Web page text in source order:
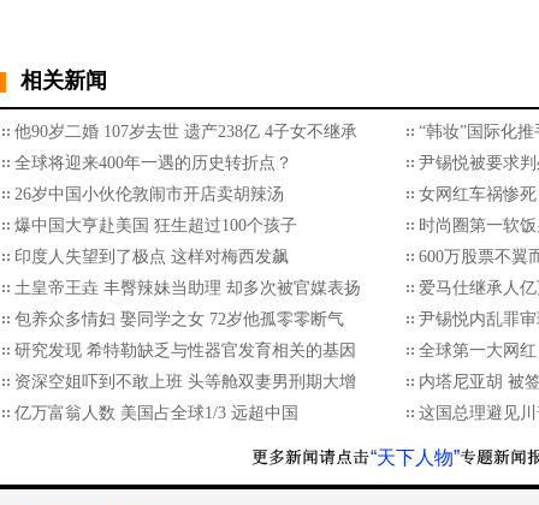
相关新闻
他90岁二婚 107岁去世 遗产238亿 4子女不继承
“韩妆”国际化
全球将迎来400年一遇的历史转折点？
尹锡悦被要求
26岁中国小伙伦敦闹市开店卖胡辣汤
女网红车祸惨死
爆中国大亨赴美国 狂生超过100个孩子
时尚圈第一软
印度人失望到了极点 这样对梅西发飙
600万股票不翼
土皇帝王垚 丰臀辣妹当助理 却多次被官媒表扬
爱马仕继承人
包养众多情妇 娶同学之女 72岁他孤零零断气
尹锡悦内乱罪
研究发现 希特勒缺乏与性器官发育相关的基因
全球第一大网
资深空姐吓到不敢上班 头等舱双妻男刑期大增
内塔尼亚胡 被
亿万富翁人数 美国占全球1/3 远超中国
这国总理避见
“天下人物”